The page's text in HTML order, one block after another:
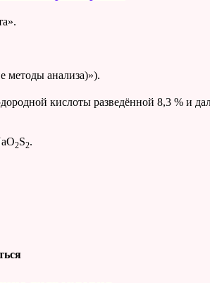
методы анализа)»).
кислоты разведённой 8,3 % и
2S2.